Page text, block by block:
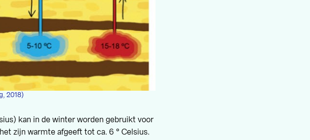
2018)
kan in de winter worden gebruikt voor
zijn warmte afgeeft tot ca. 6 ° Celsius.